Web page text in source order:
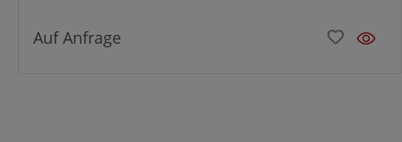
Vibrationsfestigkeit. Speziell für den beidseitigen Auszug
konzipiert.
Auf Anfrage